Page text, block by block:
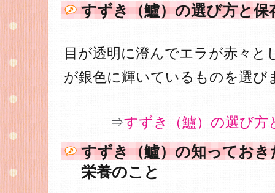
すずき（鱸）の選び方と保
目が透明に澄んでエラが赤々と
が銀色に輝いているものを選び
⇒すずき（鱸）の選び方
すずき（鱸）の知っておき
栄養のこと